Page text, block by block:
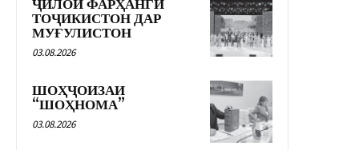
ҶИЛОИ ФАРҲАНГИ
ТОҶИКИСТОН ДАР
МУҒУЛИСТОН
03.08.2026
ШОҲҶОИЗАИ
“ШОҲНОМА”
03.08.2026